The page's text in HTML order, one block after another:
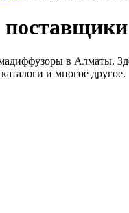
в Алматы.
и многое другое.